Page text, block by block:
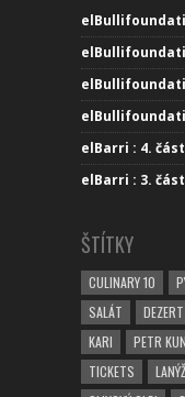
elBarri : 4. část
elBarri : 3. část
ŠTÍTKY
CULINARY 10
SALÁT
DEZERT
KARI
PETR
TICKETS